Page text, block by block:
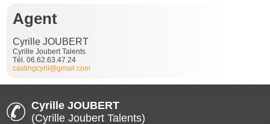
Agent
Cyrille JOUBERT
Cyrille Joubert Talents
Tél. 06.62.63.47.24
castingcyril@gmail.com
Cyrille JOUBERT
(Cyrille Joubert Talents)